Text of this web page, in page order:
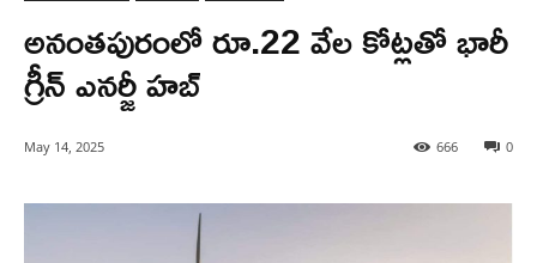
అనంతపురంలో రూ.22 వేల కోట్లతో భారీ
గ్రీన్ ఎనర్జీ హబ్
May 14, 2025 0
666